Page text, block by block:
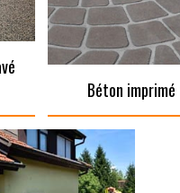
Béton imprimé